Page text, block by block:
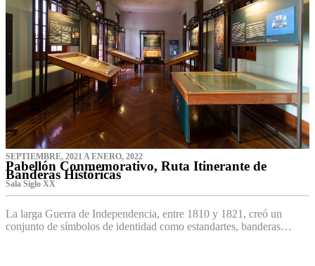
SEPTIEMBRE, 2021 A ENERO, 2022
Pabellón Conmemorativo, Ruta Itinerante de
Banderas Históricas
Sala Siglo XX
La larga Guerra de Independencia, entre 1810 y 1821, creó un
conjunto de símbolos de identidad como estandartes, banderas…